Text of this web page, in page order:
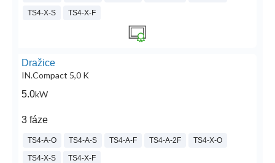
TS4-X-S TS4-X-F
Dražice
IN.Compact 5,0 K
5.0kW
3 fáze
TS4-A-O TS4-A-S TS4-A-F TS4-A-2F TS4-X-O
TS4-X-S TS4-X-F